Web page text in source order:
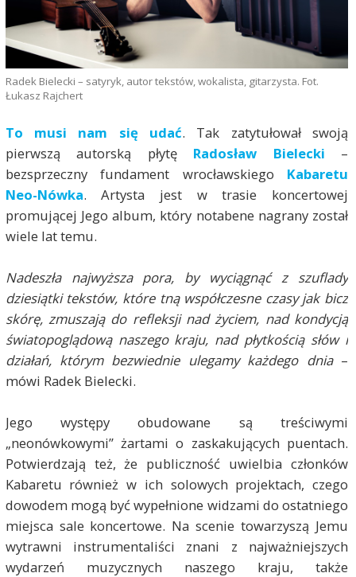
Radek Bielecki – satyryk, autor tekstów, wokalista, gitarzysta. Fot.
Łukasz Rajchert
To musi nam się udać. Tak zatytułował swoją
pierwszą autorską płytę Radosław Bielecki –
bezsprzeczny fundament wrocławskiego Kabaretu
Neo-Nówka. Artysta jest w trasie koncertowej
promującej Jego album, który notabene nagrany został
wiele lat temu.
Nadeszła najwyższa pora, by wyciągnąć z szuflady
dziesiątki tekstów, które tną współczesne czasy jak bicz
skórę, zmuszają do refleksji nad życiem, nad kondycją
światopoglądową naszego kraju, nad płytkością słów i
działań, którym bezwiednie ulegamy każdego dnia–
mówi Radek Bielecki.
Jego występy obudowane są treściwymi
„neonówkowymi” żartami o zaskakujących puentach.
Potwierdzają też, że publiczność uwielbia członków
Kabaretu również w ich solowych projektach, czego
dowodem mogą być wypełnione widzami do ostatniego
miejsca sale koncertowe. Na scenie towarzyszą Jemu
wytrawni instrumentaliści znani z najważniejszych
wydarzeń muzycznych naszego kraju, także